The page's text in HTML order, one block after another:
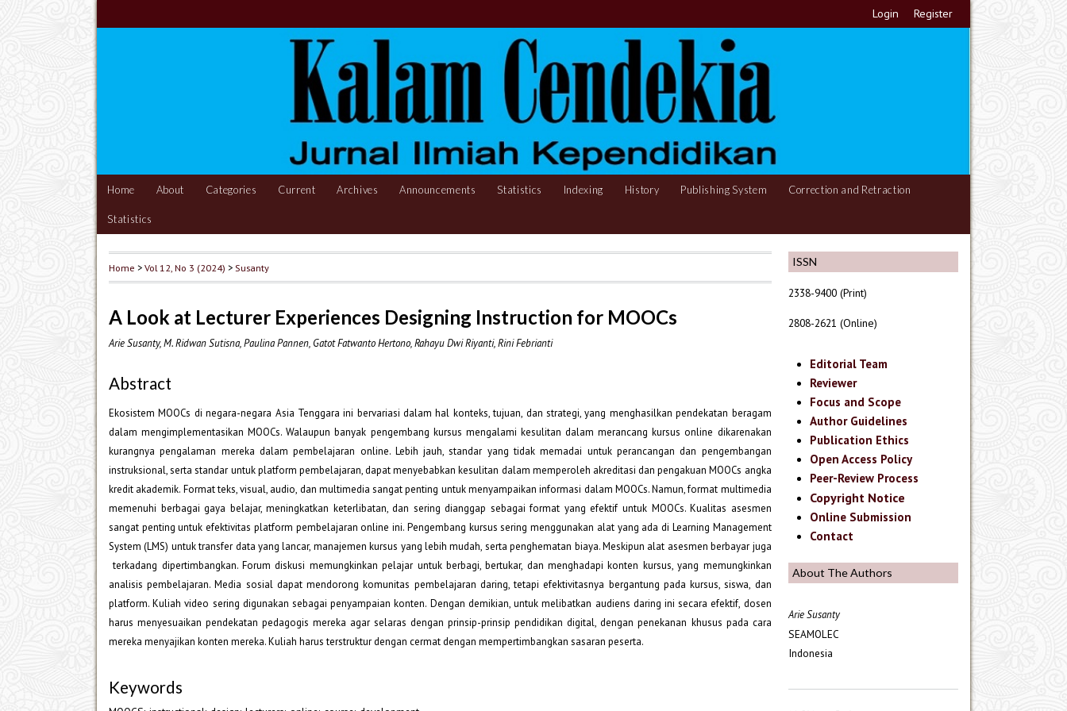
Login Register
Home About Categories Current Archives Announcements Statistics Indexing History Publishing System Correction and Retraction
Statistics
ISSN
2338-9400 (Print)
2808-2621 (Online)
Editorial Team
Reviewer
Focus and Scope
Author Guidelines
Publication Ethics
Open Access Policy
Peer-Review Process
Copyright Notice
Online Submission
Contact
About The Authors
Arie Susanty
SEAMOLEC
Indonesia
Home >Vol 12, No 3 (2024) > Susanty
A Look at Lecturer Experiences Designing Instruction for MOOCs
Arie Susanty, M. Ridwan Sutisna, Paulina Pannen, Gatot Fatwanto Hertono, Rahayu Dwi Riyanti, Rini Febrianti
Abstract
Ekosistem MOOCs di negara-negara Asia Tenggara ini bervariasi dalam hal konteks, tujuan, dan strategi, yang menghasilkan pendekatan beragam
dalam mengimplementasikan MOOCs. Walaupun banyak pengembang kursus mengalami kesulitan dalam merancang kursus online dikarenakan
kurangnya pengalaman mereka dalam pembelajaran online. Lebih jauh, standar yang tidak memadai untuk perancangan dan pengembangan
instruksional, serta standar untuk platform pembelajaran, dapat menyebabkan kesulitan dalam memperoleh akreditasi dan pengakuan MOOCs angka
kredit akademik. Format teks, visual, audio, dan multimedia sangat penting untuk menyampaikan informasi dalam MOOCs. Namun, format multimedia
memenuhi berbagai gaya belajar, meningkatkan keterlibatan, dan sering dianggap sebagai format yang efektif untuk MOOCs. Kualitas asesmen
sangat penting untuk efektivitas platform pembelajaran online ini. Pengembang kursus sering menggunakan alat yang ada di Learning Management
System (LMS) untuk transfer data yang lancar, manajemen kursus yang lebih mudah, serta penghematan biaya. Meskipun alat asesmen berbayar juga
terkadang dipertimbangkan. Forum diskusi memungkinkan pelajar untuk berbagi, bertukar, dan menghadapi konten kursus, yang memungkinkan
analisis pembelajaran. Media sosial dapat mendorong komunitas pembelajaran daring, tetapi efektivitasnya bergantung pada kursus, siswa, dan
platform. Kuliah video sering digunakan sebagai penyampaian konten. Dengan demikian, untuk melibatkan audiens daring ini secara efektif, dosen
harus menyesuaikan pendekatan pedagogis mereka agar selaras dengan prinsip-prinsip pendidikan digital, dengan penekanan khusus pada cara
mereka menyajikan konten mereka. Kuliah harus terstruktur dengan cermat dengan mempertimbangkan sasaran peserta.
Keywords